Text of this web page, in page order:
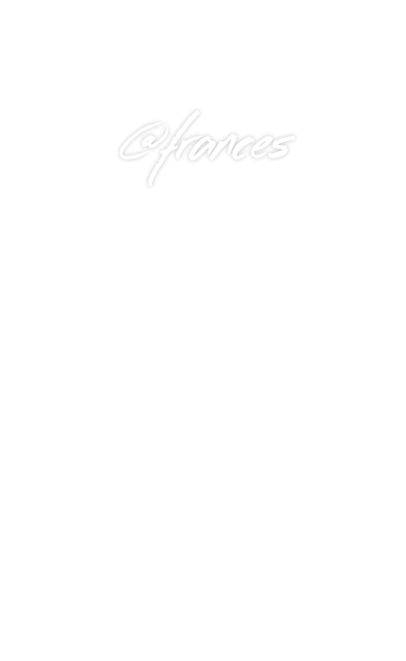
@frances